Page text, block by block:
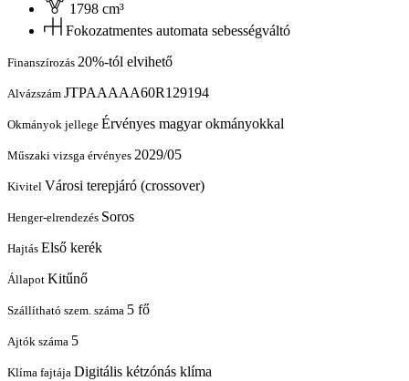
1798 cm³
Fokozatmentes automata sebességváltó
Finanszírozás 20%-tól elvihető
Alvázszám JTPAAAAA60R129194
Okmányok jellege Érvényes magyar okmányokkal
Műszaki vizsga érvényes 2029/05
Kivitel Városi terepjáró (crossover)
Henger-elrendezés Soros
Hajtás Első kerék
Állapot Kitűnő
Szállítható szem. száma 5 fő
Ajtók száma 5
Klíma fajtája Digitális kétzónás klíma